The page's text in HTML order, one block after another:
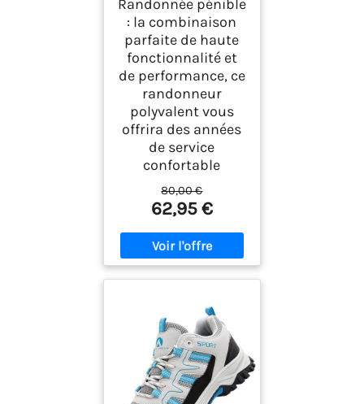
De Randonnée Et
Trekking Homme,
Noir (Shark x
Columbia Grey), 42
EU
Randonnée pénible
: la combinaison
parfaite de haute
fonctionnalité et
de performance, ce
randonneur
polyvalent vous
offrira des années
de service
confortable
80,00 €
62,95 €